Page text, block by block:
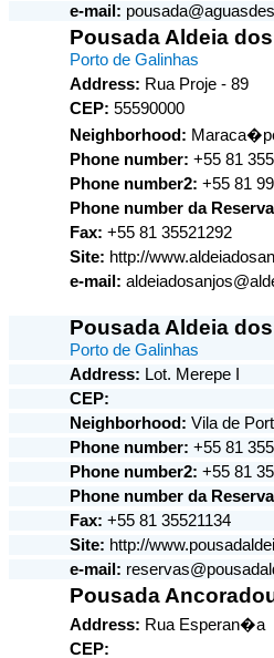
e-mail:
Pousada Aldeia
Porto de Galinhas
Address: Rua Proje - 89
CEP: 55590000
Neighborhood:
Phone number: +55 81
Phone number2: +55 81
Phone number da
Fax: +55 81 35521292
Site: http://
e-mail:
Pousada Aldeia
Porto de Galinhas
Address: Lot. Merepe I
CEP:
Neighborhood: Vila de
Phone number: +55 81
Phone number2: +55 81
Phone number da
Fax: +55 81 35521134
Site: http://
e-mail:
Pousada
Address: Rua Esperan�a
CEP: